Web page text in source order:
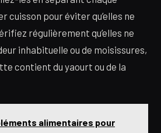
cuisson pour éviter qu’elles ne
régulièrement qu’elles ne
inhabituelle ou de moisissures,
contient du yaourt ou de la
alimentaires pour